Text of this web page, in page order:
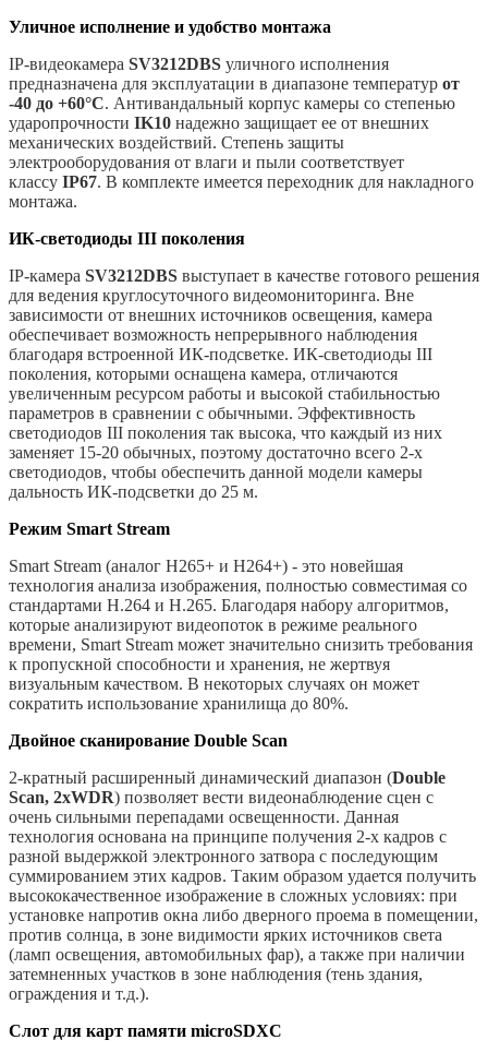
Уличное исполнение и удобство монтажа
IP-видеокамера SV3212DBS уличного исполнения
предназначена для эксплуатации в диапазоне температур от
-40 до +60°C. Антивандальный корпус камеры со степенью
ударопрочности IK10 надежно защищает ее от внешних
механических воздействий. Степень защиты
электрооборудования от влаги и пыли соответствует
классу IP67. В комплекте имеется переходник для накладного
монтажа.
ИК-светодиоды III поколения
IP-камера SV3212DBS выступает в качестве готового решения
для ведения круглосуточного видеомониторинга. Вне
зависимости от внешних источников освещения, камера
обеспечивает возможность непрерывного наблюдения
благодаря встроенной ИК-подсветке. ИК-светодиоды III
поколения, которыми оснащена камера, отличаются
увеличенным ресурсом работы и высокой стабильностью
параметров в сравнении с обычными. Эффективность
светодиодов III поколения так высока, что каждый из них
заменяет 15-20 обычных, поэтому достаточно всего 2-х
светодиодов, чтобы обеспечить данной модели камеры
дальность ИК-подсветки до 25 м.
Режим Smart Stream
Smart Stream (аналог H265+ и H264+) - это новейшая
технология анализа изображения, полностью совместимая со
стандартами H.264 и H.265. Благодаря набору алгоритмов,
которые анализируют видеопоток в режиме реального
времени, Smart Stream может значительно снизить требования
к пропускной способности и хранения, не жертвуя
визуальным качеством. В некоторых случаях он может
сократить использование хранилища до 80%.
Двойное сканирование Double Scan
2-кратный расширенный динамический диапазон (Double
Scan, 2xWDR) позволяет вести видеонаблюдение сцен с
очень сильными перепадами освещенности. Данная
технология основана на принципе получения 2-х кадров с
разной выдержкой электронного затвора с последующим
суммированием этих кадров. Таким образом удается получить
высококачественное изображение в сложных условиях: при
установке напротив окна либо дверного проема в помещении,
против солнца, в зоне видимости ярких источников света
(ламп освещения, автомобильных фар), а также при наличии
затемненных участков в зоне наблюдения (тень здания,
ограждения и т.д.).
Слот для карт памяти microSDXC